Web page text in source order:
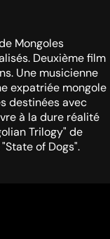
Mongoles
Deuxième film
Une musicienne
expatriée mongole
destinées avec
à la dure réalité
Trilogy" de
of Dogs".